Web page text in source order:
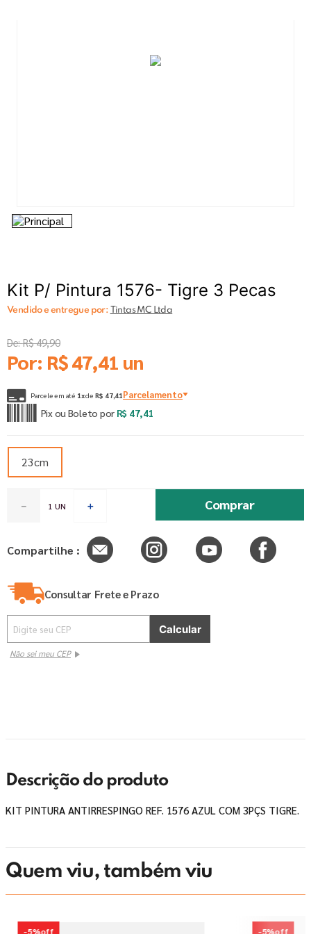
Kit P/ Pintura 1576- Tigre 3 Pecas
Vendido e entregue por: Tintas MC Ltda
De:R$49,90
Por: R$47,41 un
Parcele em até 1xde R$ 47,41Parcelamento
Pix ou Boleto por R$ 47,41
23cm
＋
－ Comprar
Compartilhe :
Consultar Frete e Prazo
Não sei meu CEP
Descrição do produto
KIT PINTURA ANTIRRESPINGO REF. 1576 AZUL COM 3PÇS TIGRE.
Quem viu, também viu
-5%off -5%off